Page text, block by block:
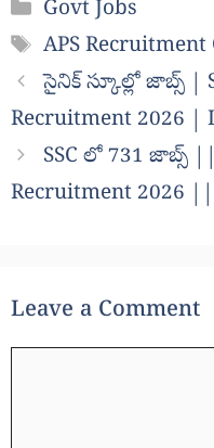
Categories
Govt Jobs
Tags
APS Recruitment
సైనిక్ స్కూల్లో జాబ్స్ |
Recruitment 2026 |
SSC లో 731 జాబ్స్
Recruitment 2026 ||
Leave a Comment